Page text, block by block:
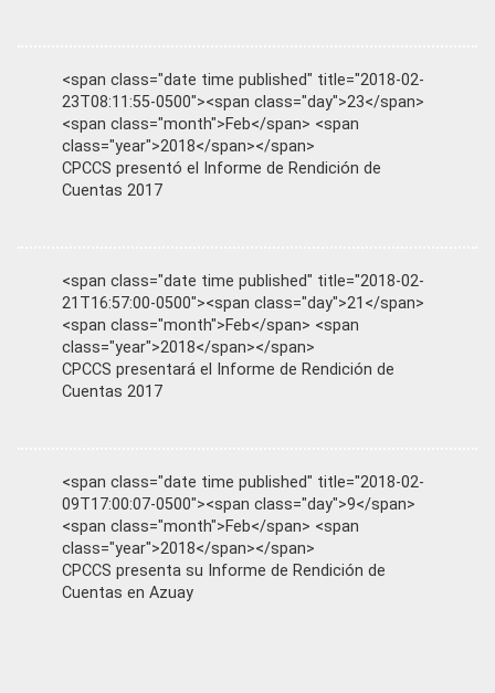
<span class="date time published" title="2018-02-
23T08:11:55-0500"><span class="day">23</span>
<span class="month">Feb</span> <span
class="year">2018</span></span>
CPCCS presentó el Informe de Rendición de
Cuentas 2017
<span class="date time published" title="2018-02-
21T16:57:00-0500"><span class="day">21</span>
<span class="month">Feb</span> <span
class="year">2018</span></span>
CPCCS presentará el Informe de Rendición de
Cuentas 2017
<span class="date time published" title="2018-02-
09T17:00:07-0500"><span class="day">9</span>
<span class="month">Feb</span> <span
class="year">2018</span></span>
CPCCS presenta su Informe de Rendición de
Cuentas en Azuay